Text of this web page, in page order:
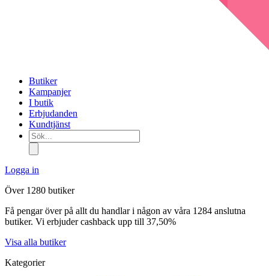
Butiker
Kampanjer
I butik
Erbjudanden
Kundtjänst
Sök...
Logga in
Över 1280 butiker
Få pengar över på allt du handlar i någon av våra 1284 anslutna
butiker. Vi erbjuder cashback upp till 37,50%
Visa alla butiker
Kategorier